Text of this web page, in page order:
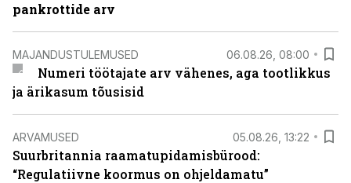
pankrottide arv
MAJANDUSTULEMUSED 06.08.26, 08:00
Numeri töötajate arv vähenes, aga tootlikkus
ja ärikasum tõusisid
ARVAMUSED 05.08.26, 13:22
Suurbritannia raamatupidamisbürood:
“Regulatiivne koormus on ohjeldamatu”